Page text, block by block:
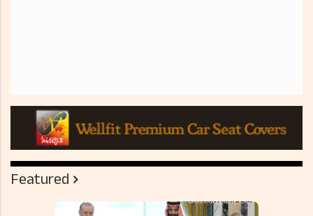
Featured